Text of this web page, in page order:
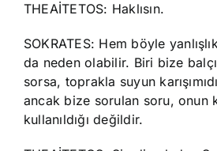
THEAİTETOS: Haklısın.
SOKRATES: Hem böyle
da neden olabilir. Biri bize
sorsa, toprakla suyun
ancak bize sorulan soru, onun
kullanıldığı değildir.